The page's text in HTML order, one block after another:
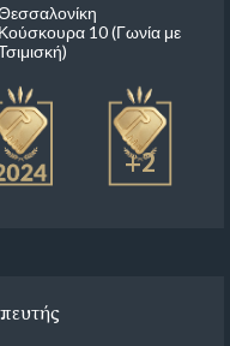
Κούσκουρα 10 (Γωνία με
+2